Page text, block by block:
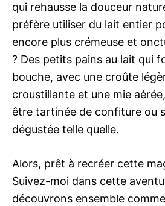
qui rehausse la douceur
préfère utiliser du lait entier
encore plus crémeuse et
? Des petits pains au lait qui
bouche, avec une croûte
croustillante et une mie
être tartinée de confiture ou
dégustée telle quelle.
Alors, prêt à recréer cette
Suivez-moi dans cette
découvrons ensemble